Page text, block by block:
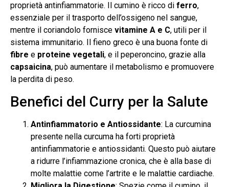
proprietà antinfiammatorie. Il cumino è ricco di ferro,
essenziale per il trasporto dell’ossigeno nel sangue,
mentre il coriandolo fornisce vitamine A e C, utili per il
sistema immunitario. Il fieno greco è una buona fonte di
fibre e proteine vegetali, e il peperoncino, grazie alla
capsaicina, può aumentare il metabolismo e promuovere
la perdita di peso.
Benefici del Curry per la Salute
Antinfiammatorio e Antiossidante: La curcumina
presente nella curcuma ha forti proprietà
antinfiammatorie e antiossidanti. Questo può aiutare
a ridurre l’infiammazione cronica, che è alla base di
molte malattie come l’artrite e le malattie cardiache.